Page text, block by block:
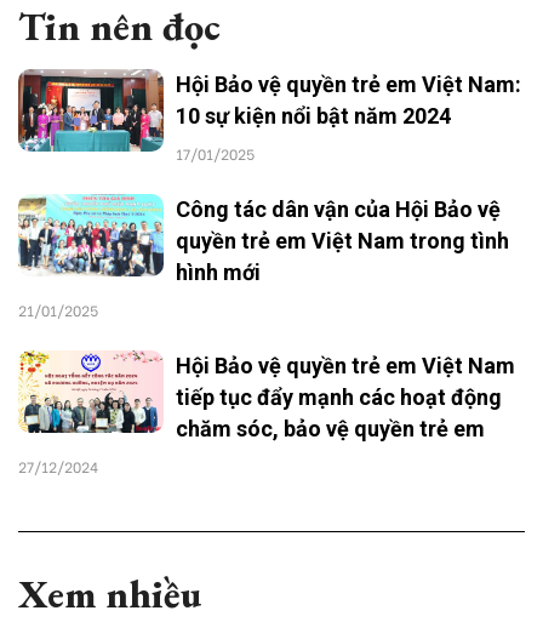
Tin nên đọc
Hội Bảo vệ quyền trẻ em Việt Nam:
10 sự kiện nổi bật năm 2024
17/01/2025
Công tác dân vận của Hội Bảo vệ
quyền trẻ em Việt Nam trong tình
hình mới
21/01/2025
Hội Bảo vệ quyền trẻ em Việt Nam
tiếp tục đẩy mạnh các hoạt động
chăm sóc, bảo vệ quyền trẻ em
27/12/2024
Xem nhiều